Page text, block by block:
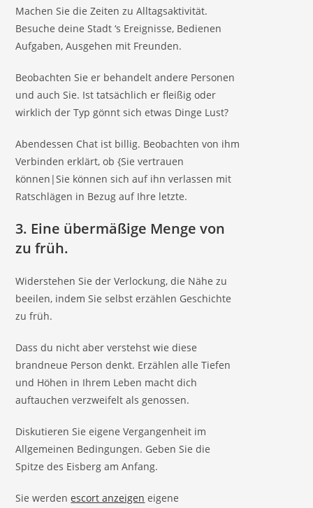
Machen Sie die Zeiten zu Alltagsaktivität.
Besuche deine Stadt ‘s Ereignisse, Bedienen
Aufgaben, Ausgehen mit Freunden.
Beobachten Sie er behandelt andere Personen
und auch Sie. Ist tatsächlich er fleißig oder
wirklich der Typ gönnt sich etwas Dinge Lust?
Abendessen Chat ist billig. Beobachten von ihm
Verbinden erklärt, ob {Sie vertrauen
können|Sie können sich auf ihn verlassen mit
Ratschlägen in Bezug auf Ihre letzte.
3. Eine übermäßige Menge von
zu früh.
Widerstehen Sie der Verlockung, die Nähe zu
beeilen, indem Sie selbst erzählen Geschichte
zu früh.
Dass du nicht aber verstehst wie diese
brandneue Person denkt. Erzählen alle Tiefen
und Höhen in Ihrem Leben macht dich
auftauchen verzweifelt als genossen.
Diskutieren Sie eigene Vergangenheit im
Allgemeinen Bedingungen. Geben Sie die
Spitze des Eisberg am Anfang.
Sie werdenescort anzeigen eigene